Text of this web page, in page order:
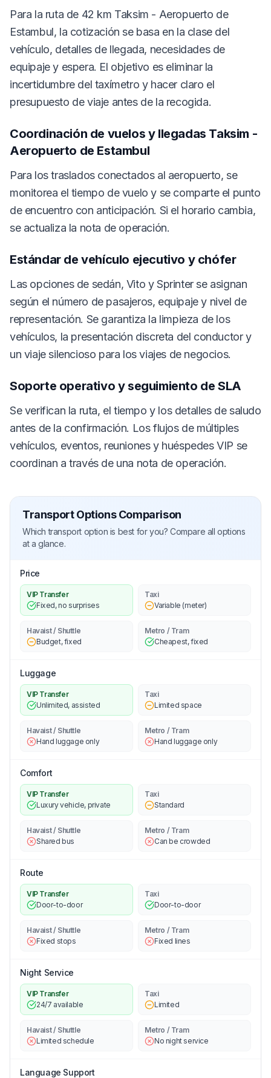
Para la ruta de 42 km Taksim - Aeropuerto de
Estambul, la cotización se basa en la clase del
vehículo, detalles de llegada, necesidades de
equipaje y espera. El objetivo es eliminar la
incertidumbre del taxímetro y hacer claro el
presupuesto de viaje antes de la recogida.
Coordinación de vuelos y llegadas Taksim -
Aeropuerto de Estambul
Para los traslados conectados al aeropuerto, se
monitorea el tiempo de vuelo y se comparte el punto
de encuentro con anticipación. Si el horario cambia,
se actualiza la nota de operación.
Estándar de vehículo ejecutivo y chófer
Las opciones de sedán, Vito y Sprinter se asignan
según el número de pasajeros, equipaje y nivel de
representación. Se garantiza la limpieza de los
vehículos, la presentación discreta del conductor y
un viaje silencioso para los viajes de negocios.
Soporte operativo y seguimiento de SLA
Se verifican la ruta, el tiempo y los detalles de saludo
antes de la confirmación. Los flujos de múltiples
vehículos, eventos, reuniones y huéspedes VIP se
coordinan a través de una nota de operación.
Transport Options Comparison
Which transport option is best for you? Compare all options
at a glance.
Price
VIP Transfer
Fixed, no surprises
Taxi
Variable (meter)
Havaist / Shuttle
Budget, fixed
Metro / Tram
Cheapest, fixed
Luggage
VIP Transfer
Unlimited, assisted
Taxi
Limited space
Havaist / Shuttle
Hand luggage only
Metro / Tram
Hand luggage only
Comfort
VIP Transfer
Luxury vehicle, private
Taxi
Standard
Havaist / Shuttle
Shared bus
Metro / Tram
Can be crowded
Route
VIP Transfer
Door-to-door
Taxi
Door-to-door
Havaist / Shuttle
Fixed stops
Metro / Tram
Fixed lines
Night Service
VIP Transfer
24/7 available
Taxi
Limited
Havaist / Shuttle
Limited schedule
Metro / Tram
No night service
Language Support